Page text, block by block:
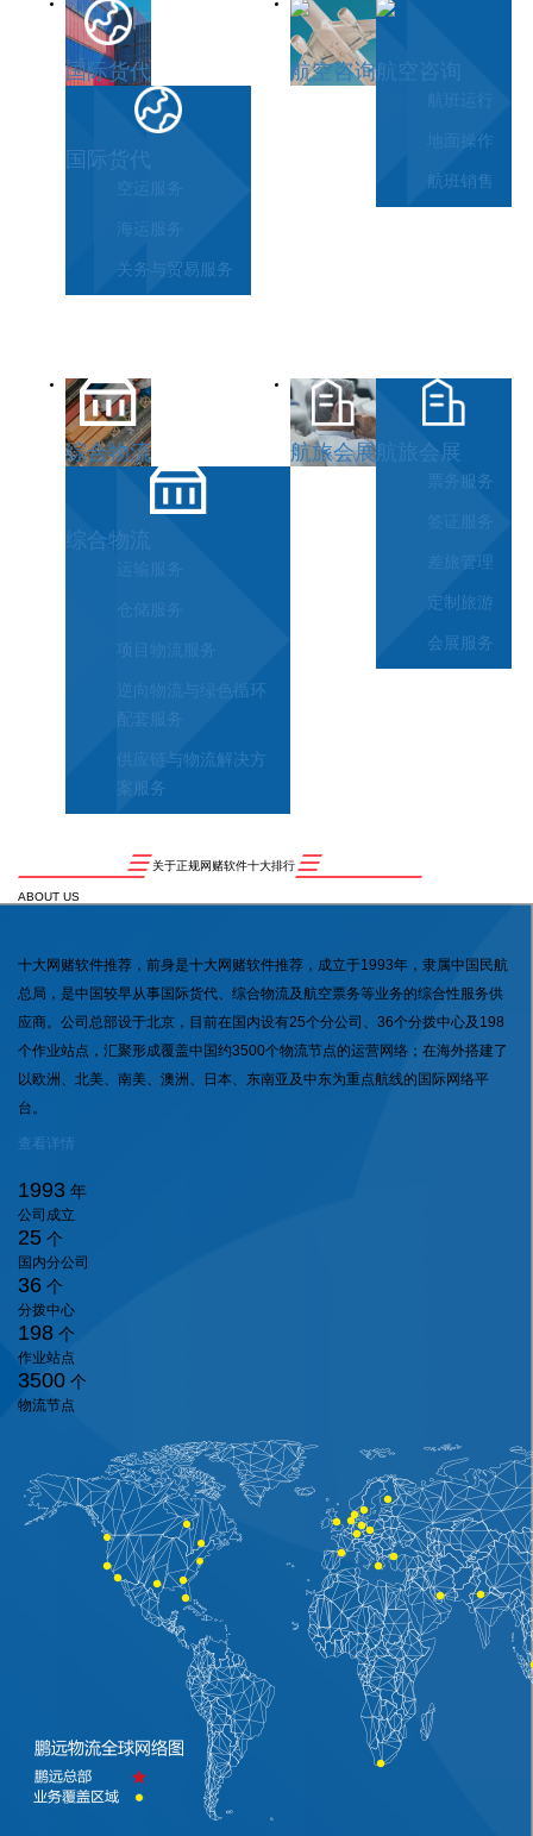
国际货代
国际货代
空运服务
海运服务
关务与贸易服务
航空咨询航空咨询
航班运行
地面操作
航班销售
综合物流
综合物流
运输服务
仓储服务
项目物流服务
逆向物流与绿色循环
配套服务
供应链与物流解决方
案服务
航旅会展航旅会展
票务服务
签证服务
差旅管理
定制旅游
会展服务
关于正规网赌软件十大排行
ABOUT US
十大网赌软件推荐，前身是十大网赌软件推荐，成立于1993年，隶属中国民航
总局，是中国较早从事国际货代、综合物流及航空票务等业务的综合性服务供
应商。公司总部设于北京，目前在国内设有25个分公司、36个分拨中心及198
个作业站点，汇聚形成覆盖中国约3500个物流节点的运营网络；在海外搭建了
以欧洲、北美、南美、澳洲、日本、东南亚及中东为重点航线的国际网络平
台。
查看详情
1993 年
公司成立
25 个
国内分公司
36 个
分拨中心
198 个
作业站点
3500 个
物流节点